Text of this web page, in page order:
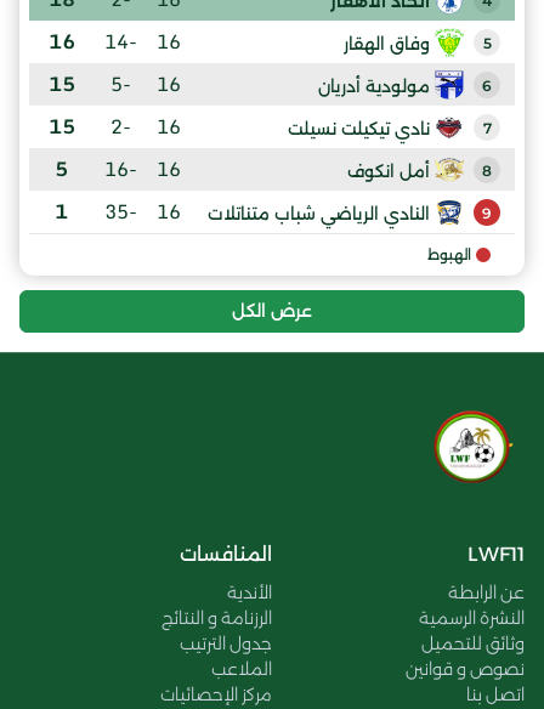
5 وفاق الهقار 16
-14
16
6 مولودية أدريان 16
-5
15
7 نادي تيكيلت نسيلت 16
-2
15
8 أمل انكوف 16
-16
5
9 النادي الرياضي شباب متناتلات 16
-35
1
الهبوط
عرض الكل
LWF11
عن الرابطة
النشرة الرسمية
وثائق للتحميل
نصوص و قوانين
اتصل بنا
المنافسات
الأندية
الرزنامة و النتائج
جدول الترتيب
الملاعب
مركز الإحصائيات